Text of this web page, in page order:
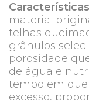
material
telhas
grânulos
porosidade
de água e
tempo em
excesso,